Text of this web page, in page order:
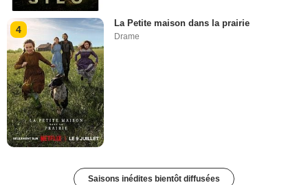
4
La Petite maison dans la prairie
Drame
Saisons inédites bientôt diffusées